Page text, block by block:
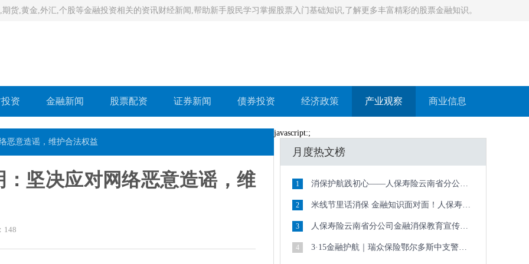
货,黄金,外汇,个股等金融投资相关的资讯财经新闻,帮助新手股民学习掌握股票入门基础知识,了解更多丰富精彩的股票金融知识。
资 金融新闻 股票配资 证券新闻 债券投资 经济政策 产业观察 商业信息
javascript:;
恶意造谣，维护合法权益
坚决应对网络恶意造谣，维
148
月度热文榜
1 消保护航践初心——人保寿险云南省分公司“3·15”消保宣传走深走实
2 米线节里话消保 金融知识面对面！人保寿险云南省分公司开展“3·15”宣传活动
3 人保寿险云南省分公司金融消保教育宣传活动与您相约春日
4 3·15金融护航｜瑞众保险鄂尔多斯中支警企联动进校园 清朗金融护青春